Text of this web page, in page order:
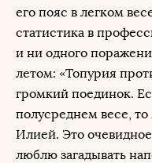
его пояс в легком
статистика в
и ни одного
летом: «Топурия
громкий поединок.
полусреднем весе,
Илией. Это
люблю загадывать